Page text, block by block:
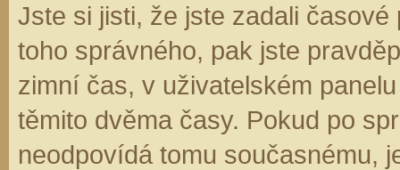
Jste si jisti, že jste zadali
toho správného, pak jste
zimní čas, v uživatelském
těmito dvěma časy. Pokud po
neodpovídá tomu současnému,